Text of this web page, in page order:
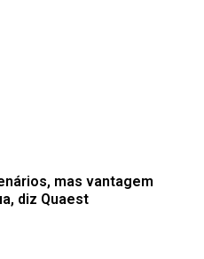
mas vantagem
diz Quaest